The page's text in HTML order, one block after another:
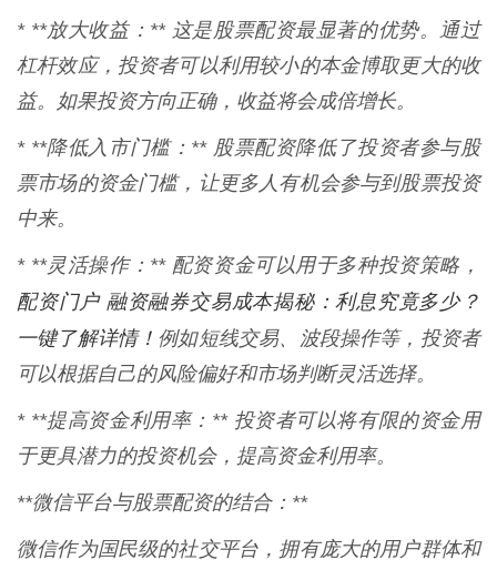
* **放大收益：** 这是股票配资最显著的优势。通过
杠杆效应，投资者可以利用较小的本金博取更大的收
益。如果投资方向正确，收益将会成倍增长。
* **降低入市门槛：** 股票配资降低了投资者参与股
票市场的资金门槛，让更多人有机会参与到股票投资
中来。
* **灵活操作：** 配资资金可以用于多种投资策略，
配资门户 融资融券交易成本揭秘：利息究竟多少？
一键了解详情！ 例如短线交易、波段操作等，投资者
可以根据自己的风险偏好和市场判断灵活选择。
* **提高资金利用率：** 投资者可以将有限的资金用
于更具潜力的投资机会，提高资金利用率。
**微信平台与股票配资的结合：**
微信作为国民级的社交平台，拥有庞大的用户群体和